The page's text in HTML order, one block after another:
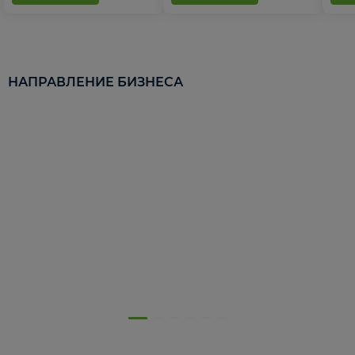
НАПРАВЛЕНИЕ БИЗНЕСА